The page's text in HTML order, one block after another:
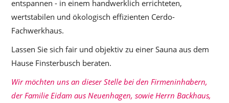
entspannen - in einem handwerklich errichteten,
wertstabilen und ökologisch effizienten Cerdo-
Fachwerkhaus.
Lassen Sie sich fair und objektiv zu einer Sauna aus dem
Hause Finsterbusch beraten.
Wir möchten uns an dieser Stelle bei den Firmeninhabern,
der Familie Eidam aus Neuenhagen, sowie Herrn Backhaus,